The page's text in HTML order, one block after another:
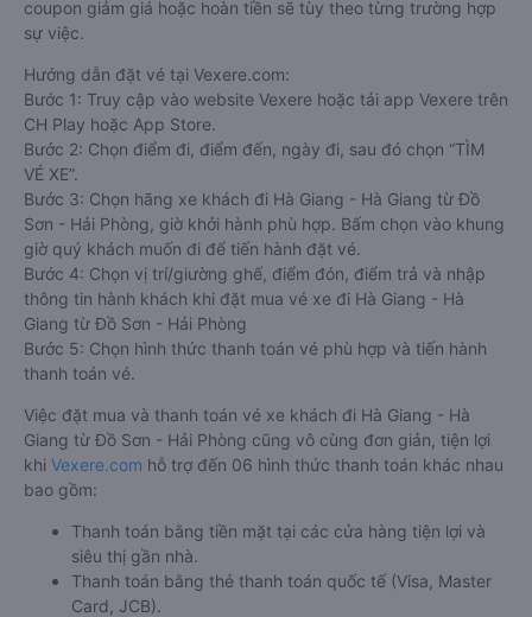
coupon giảm giá hoặc hoàn tiền sẽ tùy theo từng trường hợp
sự việc.
Hướng dẫn đặt vé tại Vexere.com:
Bước 1: Truy cập vào website Vexere hoặc tải app Vexere trên
CH Play hoặc App Store.
Bước 2: Chọn điểm đi, điểm đến, ngày đi, sau đó chọn “TÌM
VÉ XE”.
Bước 3: Chọn hãng xe khách đi Hà Giang - Hà Giang từ Đồ
Sơn - Hải Phòng, giờ khởi hành phù hợp. Bấm chọn vào khung
giờ quý khách muốn đi để tiến hành đặt vé.
Bước 4: Chọn vị trí/giường ghế, điểm đón, điểm trả và nhập
thông tin hành khách khi đặt mua vé xe đi Hà Giang - Hà
Giang từ Đồ Sơn - Hải Phòng
Bước 5: Chọn hình thức thanh toán vé phù hợp và tiến hành
thanh toán vé.
Việc đặt mua và thanh toán vé xe khách đi Hà Giang - Hà
Giang từ Đồ Sơn - Hải Phòng cũng vô cùng đơn giản, tiện lợi
khi Vexere.com hỗ trợ đến 06 hình thức thanh toán khác nhau
bao gồm:
Thanh toán bằng tiền mặt tại các cửa hàng tiện lợi và
siêu thị gần nhà.
Thanh toán bằng thẻ thanh toán quốc tế (Visa, Master
Card, JCB).